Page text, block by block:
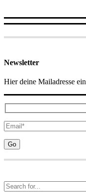
Newsletter
Hier deine Mailadresse